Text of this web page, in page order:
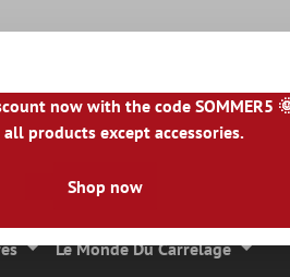
| FI|GR|RO|NO|HU|BG|HR
En Pierre Naturelle
Le Monde Du Carrelage
now with the code SOMMER5
products except accessories.
Shop now